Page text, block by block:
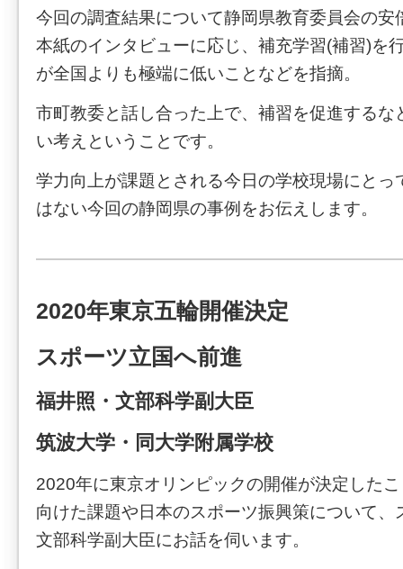
今回の調査結果について静岡県教育委員会の安
本紙のインタビューに応じ、補充学習(補習)を
が全国よりも極端に低いことなどを指摘。
市町教委と話し合った上で、補習を促進するな
い考えということです。
学力向上が課題とされる今日の学校現場にとっ
はない今回の静岡県の事例をお伝えします。
2020年東京五輪開催決定
スポーツ立国へ前進
福井照・文部科学副大臣
筑波大学・同大学附属学校
2020年に東京オリンピックの開催が決定した
向けた課題や日本のスポーツ振興策について、
文部科学副大臣にお話を伺います。